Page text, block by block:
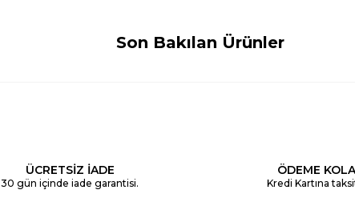
Son Bakılan Ürünler
ÜCRETSİZ İADE
30 gün içinde iade garantisi.
ÖDEME
Kredi Kartına